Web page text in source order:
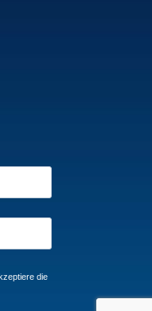
die